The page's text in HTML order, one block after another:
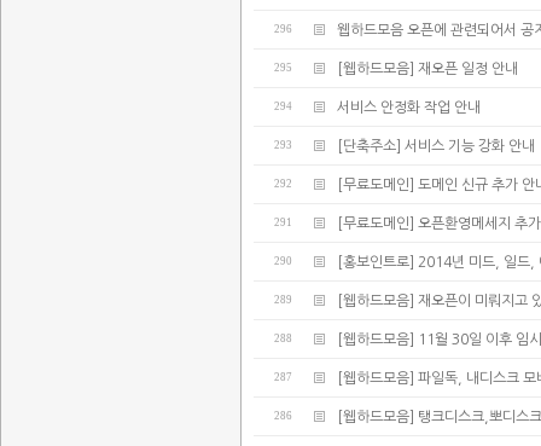
296 웹하드모음 오픈에 관련되어서 공
295 [웹하드모음] 재오픈 일정 안내
294 서비스 안정화 작업 안내
293 [단축주소] 서비스 기능 강화 안내
292 [무료도메인] 도메인 신규 추가 안
291 [무료도메인] 오픈환영메세지 추가
290 [홍보인트로] 2014년 미드, 일드,
289 [웹하드모음] 재오픈이 미뤄지고
288 [웹하드모음] 11월 30일 이후 임
287 [웹하드모음] 파일독, 내디스크 모
286 [웹하드모음] 탱크디스크,뽀디스